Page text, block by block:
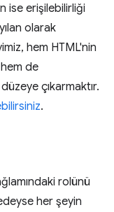
ise erişilebilirliği
olarak
hem HTML'nin
hem de
çıkarmaktır.
.
rolünü
her şeyin